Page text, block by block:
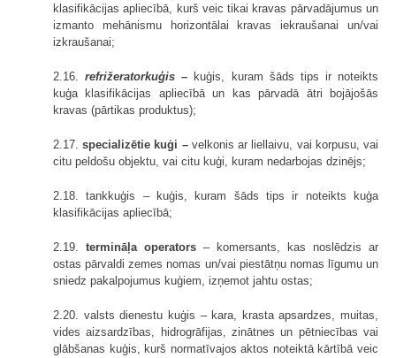
klasifikācijas apliecībā, kurš veic tikai kravas pārvadājumus un
izmanto mehānismu horizontālai kravas iekraušanai un/vai
izkraušanai;
2.16.refrižeratorkuģis – kuģis, kuram šāds tips ir noteikts
kuģa klasifikācijas apliecībā un kas pārvadā ātri bojājošās
kravas (pārtikas produktus);
2.17.specializētie kuģi –velkonis ar liellaivu, vai korpusu, vai
citu peldošu objektu, vai citu kuģi, kuram nedarbojas dzinējs;
2.18. tankkuģis – kuģis, kuram šāds tips ir noteikts kuģa
klasifikācijas apliecībā;
2.19. termināļa operators – komersants, kas noslēdzis ar
ostas pārvaldi zemes nomas un/vai piestātņu nomas līgumu un
sniedz pakalpojumus kuģiem, izņemot jahtu ostas;
2.20. valsts dienestu kuģis – kara, krasta apsardzes, muitas,
vides aizsardzības, hidrogrāfijas, zinātnes un pētniecības vai
glābšanas kuģis, kurš normatīvajos aktos noteiktā kārtībā veic